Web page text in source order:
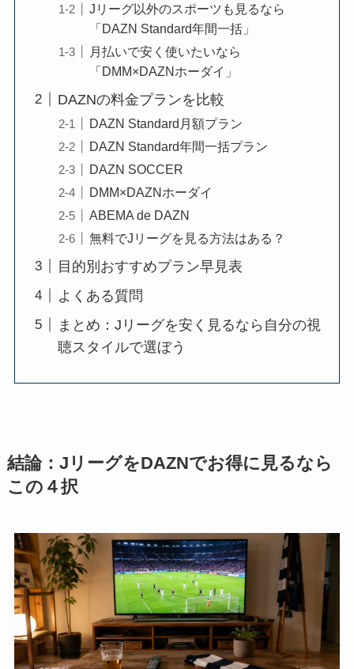
Jリーグ以外のスポーツも見るなら
「DAZN Standard年間一括」
月払いで安く使いたいなら
「DMM×DAZNホーダイ」
DAZNの料金プランを比較
DAZN Standard月額プラン
DAZN Standard年間一括プラン
DAZN SOCCER
DMM×DAZNホーダイ
ABEMA de DAZN
無料でJリーグを見る方法はある？
目的別おすすめプラン早見表
よくある質問
まとめ：Jリーグを安く見るなら自分の視
聴スタイルで選ぼう
結論：JリーグをDAZNでお得に見るなら
この４択